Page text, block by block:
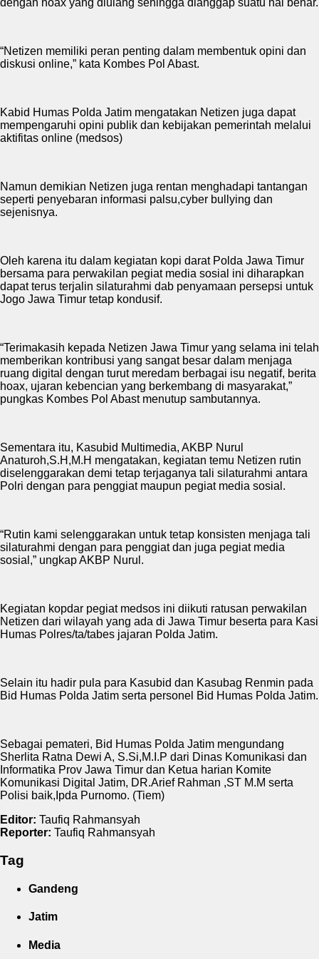
dengan hoax yang diulang sehingga dianggap suatu hal benar.
“Netizen memiliki peran penting dalam membentuk opini dan
diskusi online,” kata Kombes Pol Abast.
Kabid Humas Polda Jatim mengatakan Netizen juga dapat
mempengaruhi opini publik dan kebijakan pemerintah melalui
aktifitas online (medsos)
Namun demikian Netizen juga rentan menghadapi tantangan
seperti penyebaran informasi palsu,cyber bullying dan
sejenisnya.
Oleh karena itu dalam kegiatan kopi darat Polda Jawa Timur
bersama para perwakilan pegiat media sosial ini diharapkan
dapat terus terjalin silaturahmi dab penyamaan persepsi untuk
Jogo Jawa Timur tetap kondusif.
“Terimakasih kepada Netizen Jawa Timur yang selama ini telah
memberikan kontribusi yang sangat besar dalam menjaga
ruang digital dengan turut meredam berbagai isu negatif, berita
hoax, ujaran kebencian yang berkembang di masyarakat,”
pungkas Kombes Pol Abast menutup sambutannya.
Sementara itu, Kasubid Multimedia, AKBP Nurul
Anaturoh,S.H,M.H mengatakan, kegiatan temu Netizen rutin
diselenggarakan demi tetap terjaganya tali silaturahmi antara
Polri dengan para penggiat maupun pegiat media sosial.
“Rutin kami selenggarakan untuk tetap konsisten menjaga tali
silaturahmi dengan para penggiat dan juga pegiat media
sosial,” ungkap AKBP Nurul.
Kegiatan kopdar pegiat medsos ini diikuti ratusan perwakilan
Netizen dari wilayah yang ada di Jawa Timur beserta para Kasi
Humas Polres/ta/tabes jajaran Polda Jatim.
Selain itu hadir pula para Kasubid dan Kasubag Renmin pada
Bid Humas Polda Jatim serta personel Bid Humas Polda Jatim.
Sebagai pemateri, Bid Humas Polda Jatim mengundang
Sherlita Ratna Dewi A, S.Si,M.I.P dari Dinas Komunikasi dan
Informatika Prov Jawa Timur dan Ketua harian Komite
Komunikasi Digital Jatim, DR.Arief Rahman ,ST M.M serta
Polisi baik,Ipda Purnomo. (Tiem)
Editor: Taufiq Rahmansyah
Reporter: Taufiq Rahmansyah
Tag
Gandeng
Jatim
Media